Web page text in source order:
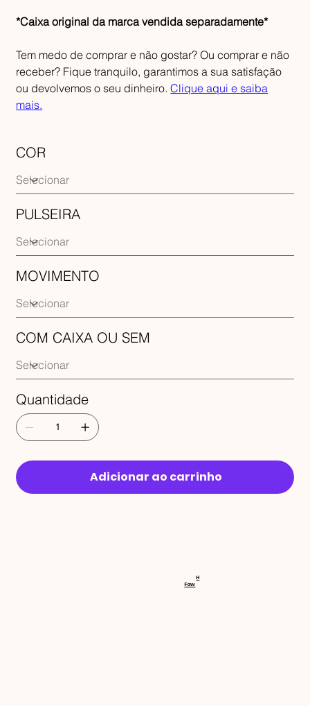
*Caixa original da marca vendida separadamente*
Tem medo de comprar e não gostar? Ou comprar e não
receber? Fique tranquilo, garantimos a sua satisfação
ou devolvemos o seu dinheiro.Clique aqui e saiba
mais.
COR
PULSEIRA
MOVIMENTO
COM CAIXA OU SEM
Quantidade
Adicionar ao carrinho
RECEBA
Faw
H